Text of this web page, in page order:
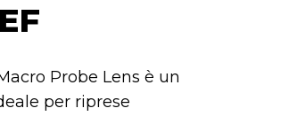
Probe Lens è un
per riprese